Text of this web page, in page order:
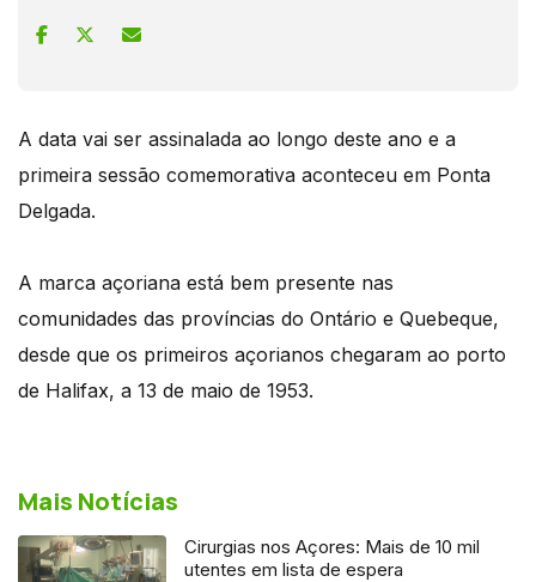
A data vai ser assinalada ao longo deste ano e a
primeira sessão comemorativa aconteceu em Ponta
Delgada.
A marca açoriana está bem presente nas
comunidades das províncias do Ontário e Quebeque,
desde que os primeiros açorianos chegaram ao porto
de Halifax, a 13 de maio de 1953.
Mais Notícias
Cirurgias nos Açores: Mais de 10 mil
utentes em lista de espera